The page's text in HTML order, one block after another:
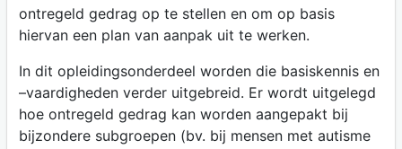
ontregeld gedrag op te stellen en om op basis
hiervan een plan van aanpak uit te werken.
In dit opleidingsonderdeel worden die basiskennis en
–vaardigheden verder uitgebreid. Er wordt uitgelegd
hoe ontregeld gedrag kan worden aangepakt bij
bijzondere subgroepen (bv. bij mensen met autisme